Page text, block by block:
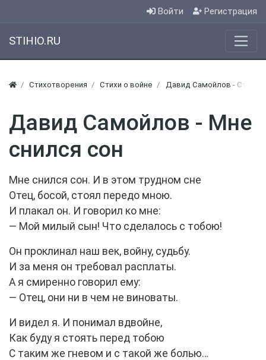
Войти Регистрация
STIHIO.RU
Стихотворения Стихи о войне Давид Самойлов - Стихи
Давид Самойлов - Мне
снился сон
Мне снился сон. И в этом трудном сне
Отец, босой, стоял передо мною.
И плакал он. И говорил ко мне:
— Мой милый сын! Что сделалось с тобою!
Он проклинал наш век, войну, судьбу.
И за меня он требовал расплаты.
А я смиренно говорил ему:
— Отец, они ни в чем не виноваты.
И видел я. И понимал вдвойне,
Как буду я стоять перед тобою
С таким же гневом и с такой же болью…